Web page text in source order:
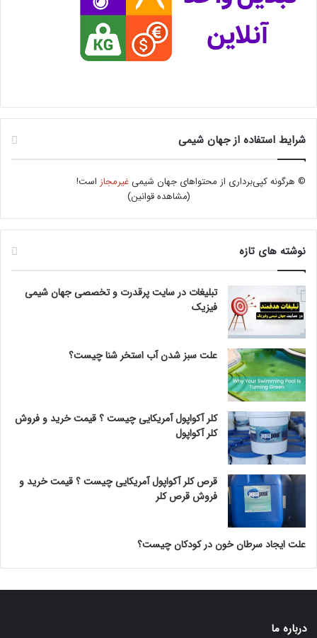
شرایط استفاده از جهان شیمی
© هرگونه کپی‌برداری از محتواهای جهان شیمیغیرمجاز است!
(مشاهده قوانین)
نوشته های تازه
تبلیغات در سایت پرقدرت و تخصصی جهان شیمی
فیزیک
علت سبز شدن آب استخر شنا چیست؟
کلر آکواپول آمریکایی چیست ؟ قیمت خرید و فروش
کلر آکواپول
قرص کلر آکواپول آمریکایی چیست ؟ قیمت خرید و
فروش قرص کلر
علت ایجاد سرطان خون در کودکان چیست؟
درباره ما